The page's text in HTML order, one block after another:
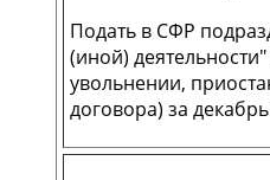
Подать в СФР
(иной)
увольнении,
договора) за